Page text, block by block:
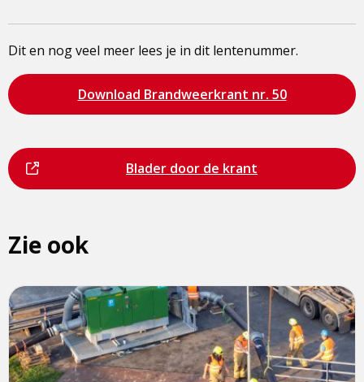
Dit en nog veel meer lees je in dit lentenummer.
Bezoek
de
Download Brandweerkrant nr. 50
is
pagina
Bezoek
de
Blader door de krant
Zie ook
Lees
meer
over
Brandweer
en